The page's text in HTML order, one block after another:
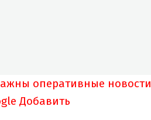
оперативные новости
Добавить